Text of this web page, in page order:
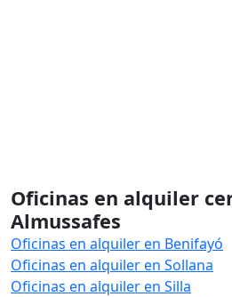
Oficinas en alquiler
Almussafes
Oficinas en alquiler en Benifayó
Oficinas en alquiler en Sollana
Oficinas en alquiler en Silla